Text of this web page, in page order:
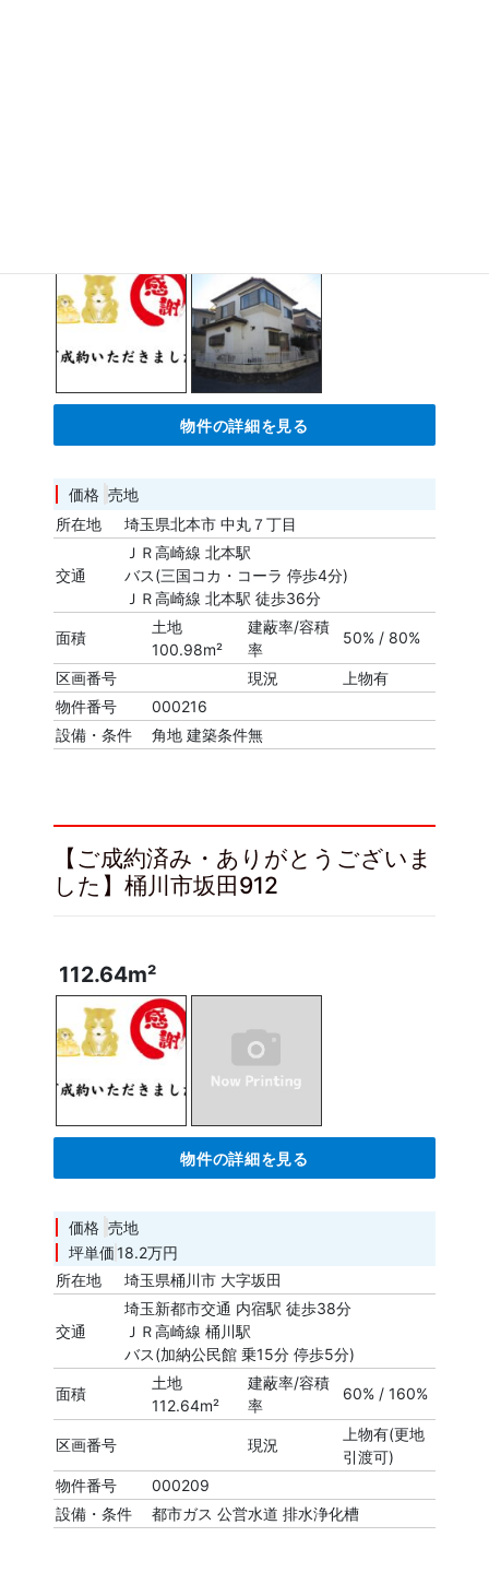
物件の詳細を見る
価格 売地
所在地
埼玉県北本市 中丸７丁目
交通
ＪＲ高崎線 北本駅
バス(三国コカ・コーラ 停歩4分)
ＪＲ高崎線 北本駅 徒歩36分
面積
土地
100.98m²
建蔽率/容積
率
50% / 80%
区画番号 現況
上物有
物件番号
000216
設備・条件
角地 建築条件無
【ご成約済み・ありがとうございま
した】桶川市坂田912
112.64m²
物件の詳細を見る
価格 売地
坪単価18.2万円
所在地
埼玉県桶川市 大字坂田
交通
埼玉新都市交通 内宿駅 徒歩38分
ＪＲ高崎線 桶川駅
バス(加納公民館 乗15分 停歩5分)
面積
土地
112.64m²
建蔽率/容積
率
60% / 160%
区画番号 現況
上物有(更地
引渡可)
物件番号
000209
設備・条件
都市ガス 公営水道 排水浄化槽